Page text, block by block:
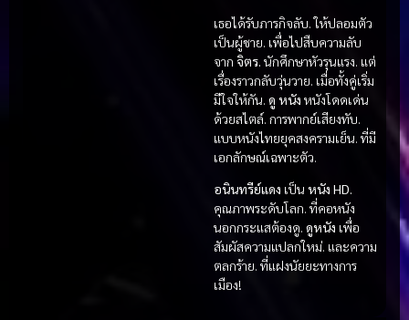
เธอได้รับภารกิจลับ. ให้ปลอมตัว
เป็นผู้ชาย. เพื่อไปสืบความลับ
จาก จิตร. นักศึกษาหัวรุนแรง. แต่
เรื่องราวกลับวุ่นวาย. เมื่อทั้งคู่เริ่ม
มีใจให้กัน. ดู หนัง หนังโดดเด่น
ด้วยสไตล์. การพากย์เสียงทับ.
แบบหนังไทยยุคสงครามเย็น. ที่มี
เอกลักษณ์เฉพาะตัว.
อนินทรีย์แดง เป็น หนัง HD.
คุณภาพระดับโลก. ที่คอหนัง
นอกกระแสต้องดู. ดูหนัง เพื่อ
สัมผัสความแปลกใหม่. และความ
ตลกร้าย. ที่แฝงนัยยะทางการ
เมือง!